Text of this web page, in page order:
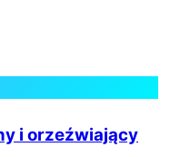
i orzeźwiający